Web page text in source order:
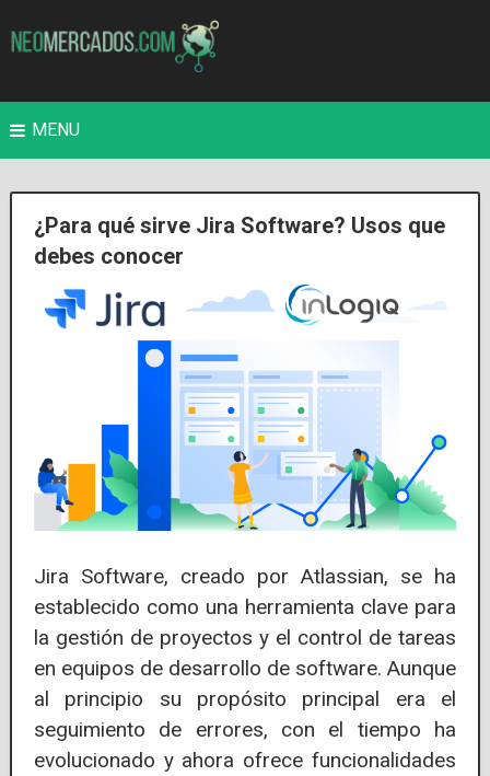
MENU
¿Para qué sirve Jira Software? Usos que
debes conocer
Jira Software, creado por Atlassian, se ha
establecido como una herramienta clave para
la gestión de proyectos y el control de tareas
en equipos de desarrollo de software. Aunque
al principio su propósito principal era el
seguimiento de errores, con el tiempo ha
evolucionado y ahora ofrece funcionalidades